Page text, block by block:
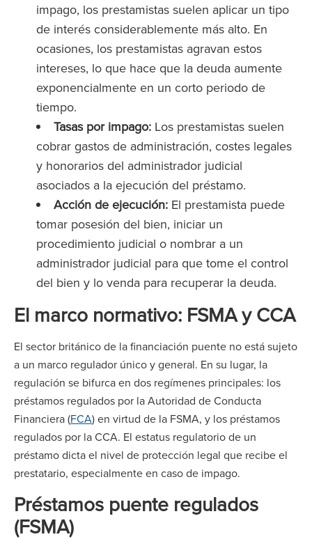
impago, los prestamistas suelen aplicar un tipo
de interés considerablemente más alto. En
ocasiones, los prestamistas agravan estos
intereses, lo que hace que la deuda aumente
exponencialmente en un corto periodo de
tiempo.
Tasas por impago: Los prestamistas suelen
cobrar gastos de administración, costes legales
y honorarios del administrador judicial
asociados a la ejecución del préstamo.
Acción de ejecución: El prestamista puede
tomar posesión del bien, iniciar un
procedimiento judicial o nombrar a un
administrador judicial para que tome el control
del bien y lo venda para recuperar la deuda.
El marco normativo: FSMA y CCA
El sector británico de la financiación puente no está sujeto
a un marco regulador único y general. En su lugar, la
regulación se bifurca en dos regímenes principales: los
préstamos regulados por la Autoridad de Conducta
Financiera (FCA) en virtud de la FSMA, y los préstamos
regulados por la CCA. El estatus regulatorio de un
préstamo dicta el nivel de protección legal que recibe el
prestatario, especialmente en caso de impago.
Préstamos puente regulados
(FSMA)